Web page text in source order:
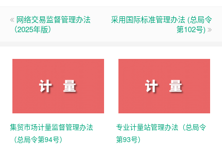
网络交易监督管理办法
（2025年版）
采用国际标准管理办法 (总局令
第102号)
集贸市场计量监督管理办法
（总局令第94号）
专业计量站管理办法（总局令
第93号）